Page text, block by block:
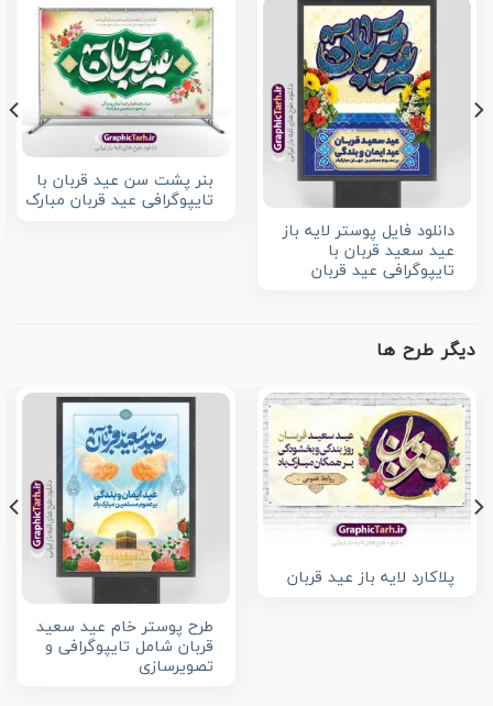
دانلود فایل پوستر لایه باز
عید سعید قربان با
تایپوگرافی عید قربان
بنر پشت سن عید قربان با
تایپوگرافی عید قربان مبارک
دیگر طرح ها
پلاکارد لایه باز عید قربان
طرح پوستر خام عید سعید
قربان شامل تایپوگرافی و
تصویرسازی